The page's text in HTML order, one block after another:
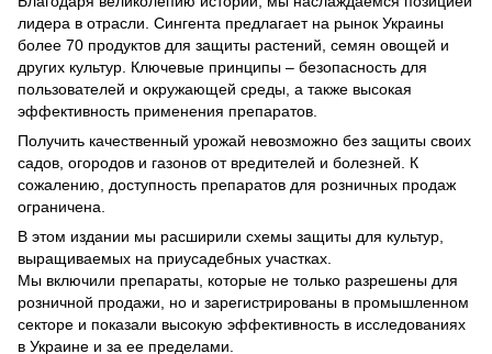
лидера в отрасли. Сингента предлагает на рынок Украины
более 70 продуктов для защиты растений, семян овощей и
других культур. Ключевые принципы – безопасность для
пользователей и окружающей среды, а также высокая
эффективность применения препаратов.
Получить качественный урожай невозможно без защиты своих
садов, огородов и газонов от вредителей и болезней. К
сожалению, доступность препаратов для розничных продаж
ограничена.
В этом издании мы расширили схемы защиты для культур,
выращиваемых на приусадебных участках.
Мы включили препараты, которые не только разрешены для
розничной продажи, но и зарегистрированы в промышленном
секторе и показали высокую эффективность в исследованиях
в Украине и за ее пределами.